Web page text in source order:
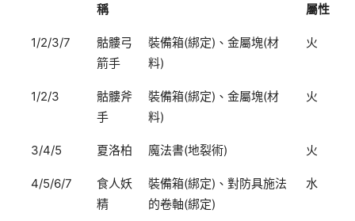
稱
屬性
1/2/3/7
骷髏弓
箭手
裝備箱(綁定)、金屬塊(材
料)
火
1/2/3
骷髏斧
手
裝備箱(綁定)、金屬塊(材
料)
火
3/4/5 夏洛柏 魔法書(地裂術) 火
4/5/6/7
食人妖
精
裝備箱(綁定)、對防具施法
的卷軸(綁定)
水